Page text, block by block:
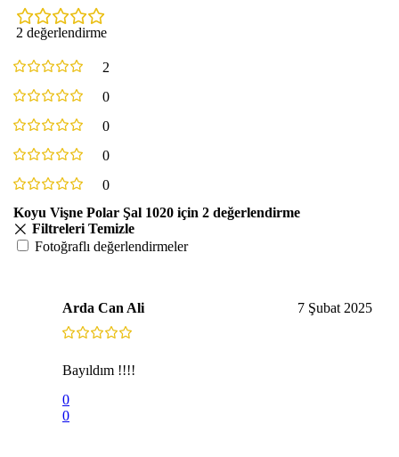
2 değerlendirme
2
0
0
0
0
Koyu Vişne Polar Şal 1020 için 2 değerlendirme
Filtreleri Temizle
Fotoğraflı değerlendirmeler
Arda Can Ali 7 Şubat 2025
Bayıldım !!!!
0
0